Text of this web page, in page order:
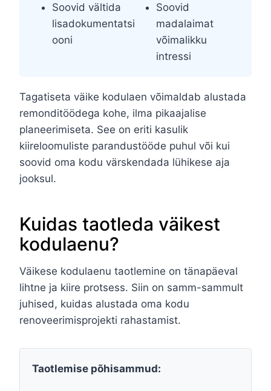
Soovid vältida
lisadokumentatsi
ooni
Soovid
madalaimat
võimalikku
intressi
Tagatiseta väike kodulaen võimaldab alustada
remonditöödega kohe, ilma pikaajalise
planeerimiseta. See on eriti kasulik
kiireloomuliste parandustööde puhul või kui
soovid oma kodu värskendada lühikese aja
jooksul.
Kuidas taotleda väikest
kodulaenu?
Väikese kodulaenu taotlemine on tänapäeval
lihtne ja kiire protsess. Siin on samm-sammult
juhised, kuidas alustada oma kodu
renoveerimisprojekti rahastamist.
Taotlemise põhisammud: